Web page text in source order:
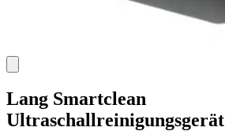
Lang Smartclean
Ultraschallreinigungsgerät